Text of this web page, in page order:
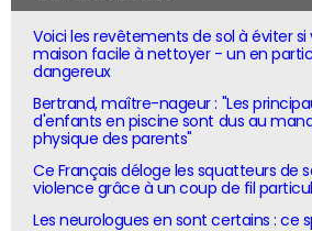
Voici les revêtements de sol à éviter si
maison facile à nettoyer - un en
dangereux
Bertrand, maître-nageur : "Les
d'enfants en piscine sont dus au
physique des parents"
Ce Français déloge les squatteurs de
violence grâce à un coup de fil
Les neurologues en sont certains : ce